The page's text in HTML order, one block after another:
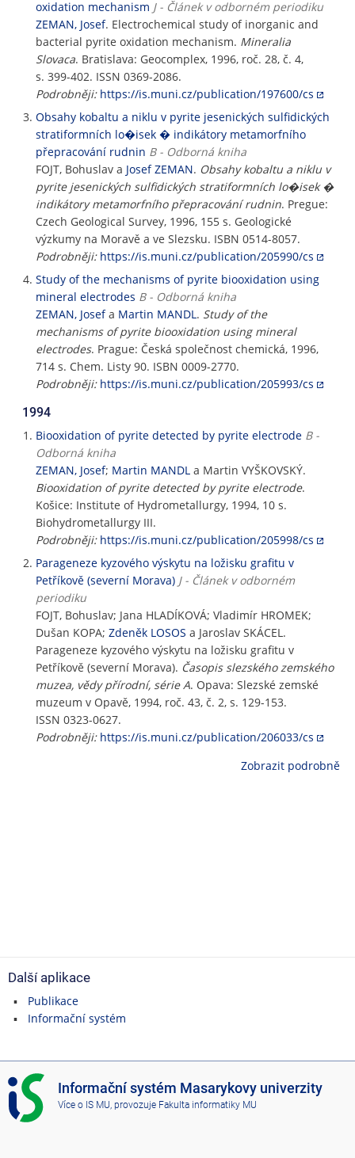
oxidation mechanism J - Článek v odborném periodiku
ZEMAN, Josef. Electrochemical study of inorganic and
bacterial pyrite oxidation mechanism. Mineralia
Slovaca. Bratislava: Geocomplex, 1996, roč. 28, č. 4,
s. 399-402. ISSN 0369-2086.
Podrobněji: https://is.muni.cz/publication/197600/cs
Obsahy kobaltu a niklu v pyrite jesenických sulfidických
stratiformních lo�isek � indikátory metamorfního
přepracování rudnin B - Odborná kniha
FOJT, Bohuslav a Josef ZEMAN. Obsahy kobaltu a niklu v
pyrite jesenických sulfidických stratiformních lo�isek �
indikátory metamorfního přepracování rudnin. Pregue:
Czech Geological Survey, 1996, 155 s. Geologické
výzkumy na Moravě a ve Slezsku. ISBN 0514-8057.
Podrobněji: https://is.muni.cz/publication/205990/cs
Study of the mechanisms of pyrite biooxidation using
mineral electrodes B - Odborná kniha
ZEMAN, Josefa Martin MANDL . Study of the
mechanisms of pyrite biooxidation using mineral
electrodes. Prague: Česká společnost chemická, 1996,
714 s. Chem. Listy 90. ISBN 0009-2770.
Podrobněji: https://is.muni.cz/publication/205993/cs
1994
Biooxidation of pyrite detected by pyrite electrode B -
Odborná kniha
ZEMAN, Josef; Martin MANDL a Martin VYŠKOVSKÝ.
Biooxidation of pyrite detected by pyrite electrode.
Košice: Institute of Hydrometallurgy, 1994, 10 s.
Biohydrometallurgy III.
Podrobněji: https://is.muni.cz/publication/205998/cs
Parageneze kyzového výskytu na ložisku grafitu v
Petříkově (severní Morava) J - Článek v odborném
periodiku
FOJT, Bohuslav; Jana HLADÍKOVÁ; Vladimír HROMEK;
Dušan KOPA; Zdeněk LOSOS a Jaroslav SKÁCEL.
Parageneze kyzového výskytu na ložisku grafitu v
Petříkově (severní Morava). Časopis slezského zemského
muzea, vědy přírodní, série A. Opava: Slezské zemské
muzeum v Opavě, 1994, roč. 43, č. 2, s. 129-153.
ISSN 0323-0627.
Podrobněji: https://is.muni.cz/publication/206033/cs
Zobrazit podrobně
Další aplikace
Publikace
Informační systém
I
S
M
Informační systém Masarykovy univerzity
Více o IS MU, provozuje Fakulta informatiky MU